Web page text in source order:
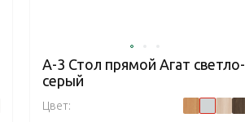
А-3 Стол прямой Агат светло-
серый
Цвет: